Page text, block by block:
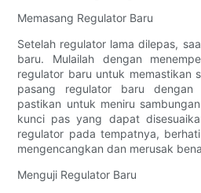
Memasang Regulator Baru
Setelah regulator lama dilepas,
baru. Mulailah dengan
regulator baru untuk memastikan
pasang regulator baru dengan
pastikan untuk meniru
kunci pas yang dapat
regulator pada tempatnya,
mengencangkan dan merusak
Menguji Regulator Baru